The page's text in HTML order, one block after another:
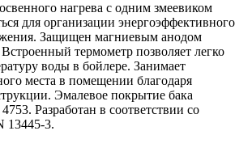
нагрева с одним змеевиком
для организации энергоэффективного
Защищен магниевым анодом
термометр позволяет легко
воды в бойлере. Занимает
места в помещении благодаря
Эмалевое покрытие бака
Разработан в соответствии со
13445-3.